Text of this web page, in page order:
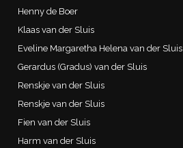
Henny de Boer
Klaas van der Sluis
Eveline Margaretha Helena van der Sluis
Gerardus (Gradus) van der Sluis
Renskje van der Sluis
Renskje van der Sluis
Fien van der Sluis
Harm van der Sluis